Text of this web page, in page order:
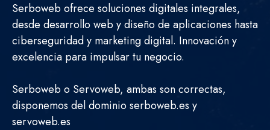
Serboweb ofrece soluciones digitales integrales,
desde desarrollo web y diseño de aplicaciones hasta
ciberseguridad y marketing digital. Innovación y
excelencia para impulsar tu negocio.
Serboweb o Servoweb, ambas son correctas,
disponemos del dominio serboweb.es y
servoweb.es